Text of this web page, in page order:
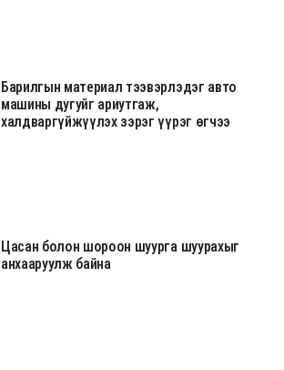
Барилгын материал тээвэрлэдэг авто
машины дугуйг ариутгаж,
халдваргүйжүүлэх зэрэг үүрэг өгчээ
Цасан болон шороон шуурга шуурахыг
анхааруулж байна